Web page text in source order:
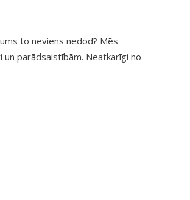
to neviens nedod? Mēs
parādsaistībām. Neatkarīgi no